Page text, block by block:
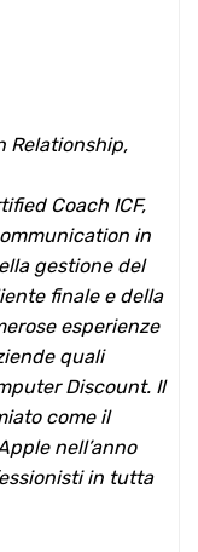
Relationship,
Coach ICF,
in
gestione del
finale e della
esperienze
quali
Discount. Il
come il
nell’anno
in tutta